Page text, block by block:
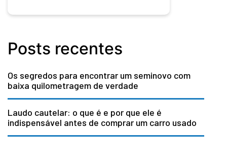
Posts recentes
Os segredos para encontrar um seminovo com
baixa quilometragem de verdade
Laudo cautelar: o que é e por que ele é
indispensável antes de comprar um carro usado